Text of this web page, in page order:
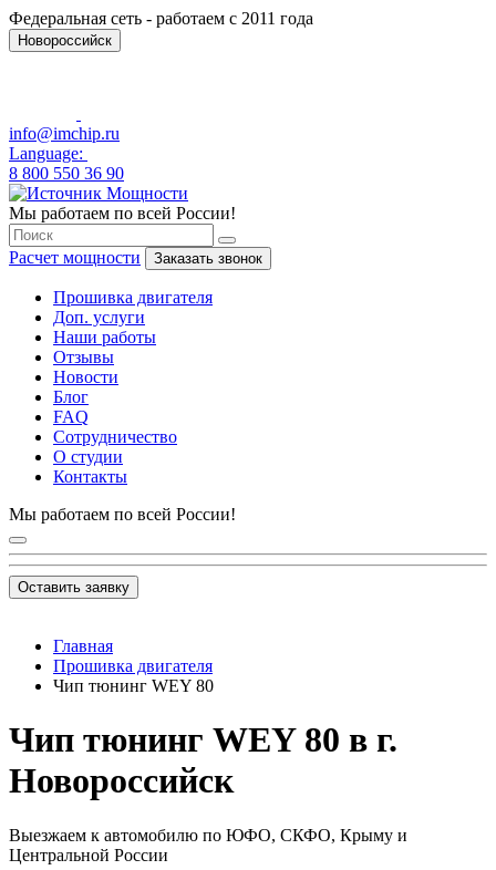
Федеральная сеть - работаем с 2011 года
Новороссийск
info@imchip.ru
Language:
8 800 550 36 90
Мы работаем по всей России!
Расчет мощности Заказать звонок
Прошивка двигателя
Доп. услуги
Наши работы
Отзывы
Новости
Блог
FAQ
Сотрудничество
О студии
Контакты
Мы работаем по всей России!
Оставить заявку
Главная
Прошивка двигателя
Чип тюнинг WEY 80
Чип тюнинг WEY 80 в г.
Новороссийск
Выезжаем к автомобилю по ЮФО, СКФО, Крыму и
Центральной России